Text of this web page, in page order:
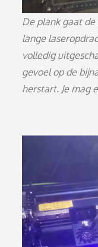
De plank gaat
lange
volledig
gevoel op de
herstart. Je mag